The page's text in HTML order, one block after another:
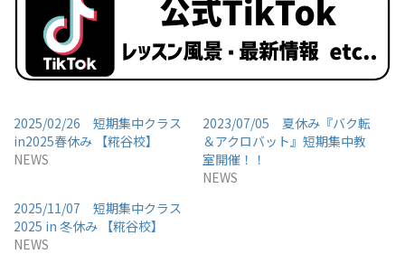
2025/02/26 短期集中クラス
in2025春休み 【糀谷校】
NEWS
2023/07/05 夏休み『バク転
＆アクロバット』短期集中教
室開催！！
NEWS
2025/11/07 短期集中クラス
2025 in 冬休み 【糀谷校】
NEWS